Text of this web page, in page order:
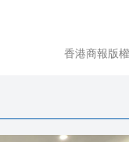
香港商報版